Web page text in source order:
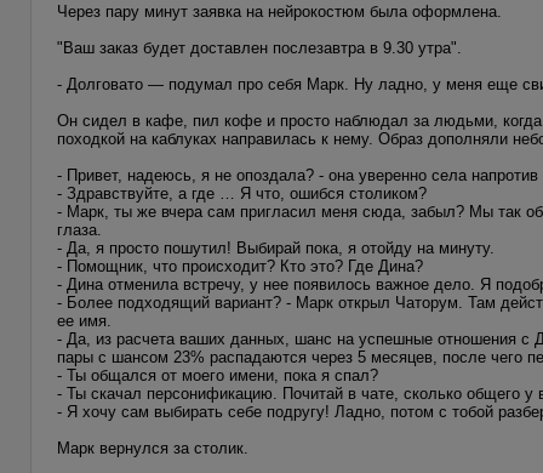
Через пару минут заявка на нейрокостюм была оформлена.
"Ваш заказ будет доставлен послезавтра в 9.30 утра".
- Долговато — подумал про себя Марк. Ну ладно, у меня еще
Он сидел в кафе, пил кофе и просто наблюдал за людьми,
походкой на каблуках направилась к нему. Образ дополняли
- Привет, надеюсь, я не опоздала? - она уверенно села
- Здравствуйте, а где … Я что, ошибся столиком?
- Марк, ты же вчера сам пригласил меня сюда, забыл? Мы так
глаза.
- Да, я просто пошутил! Выбирай пока, я отойду на минуту.
- Помощник, что происходит? Кто это? Где Дина?
- Дина отменила встречу, у нее появилось важное дело. Я
- Более подходящий вариант? - Марк открыл Чаторум. Там
ее имя.
- Да, из расчета ваших данных, шанс на успешные отношения с
пары с шансом 23% распадаются через 5 месяцев, после чего
- Ты общался от моего имени, пока я спал?
- Ты скачал персонификацию. Почитай в чате, сколько общего у
- Я хочу сам выбирать себе подругу! Ладно, потом с тобой
Марк вернулся за столик.